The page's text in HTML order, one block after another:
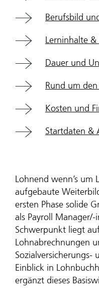
Berufsbild
Lerninhalte
Dauer und
Rund um
Kosten und
Startdaten &
Lohnend wenn’s um
aufgebaute
ersten Phase solide
als Payroll
Schwerpunkt liegt
Lohnabrechnungen
Sozialversicherungs-
Einblick in
ergänzt dieses